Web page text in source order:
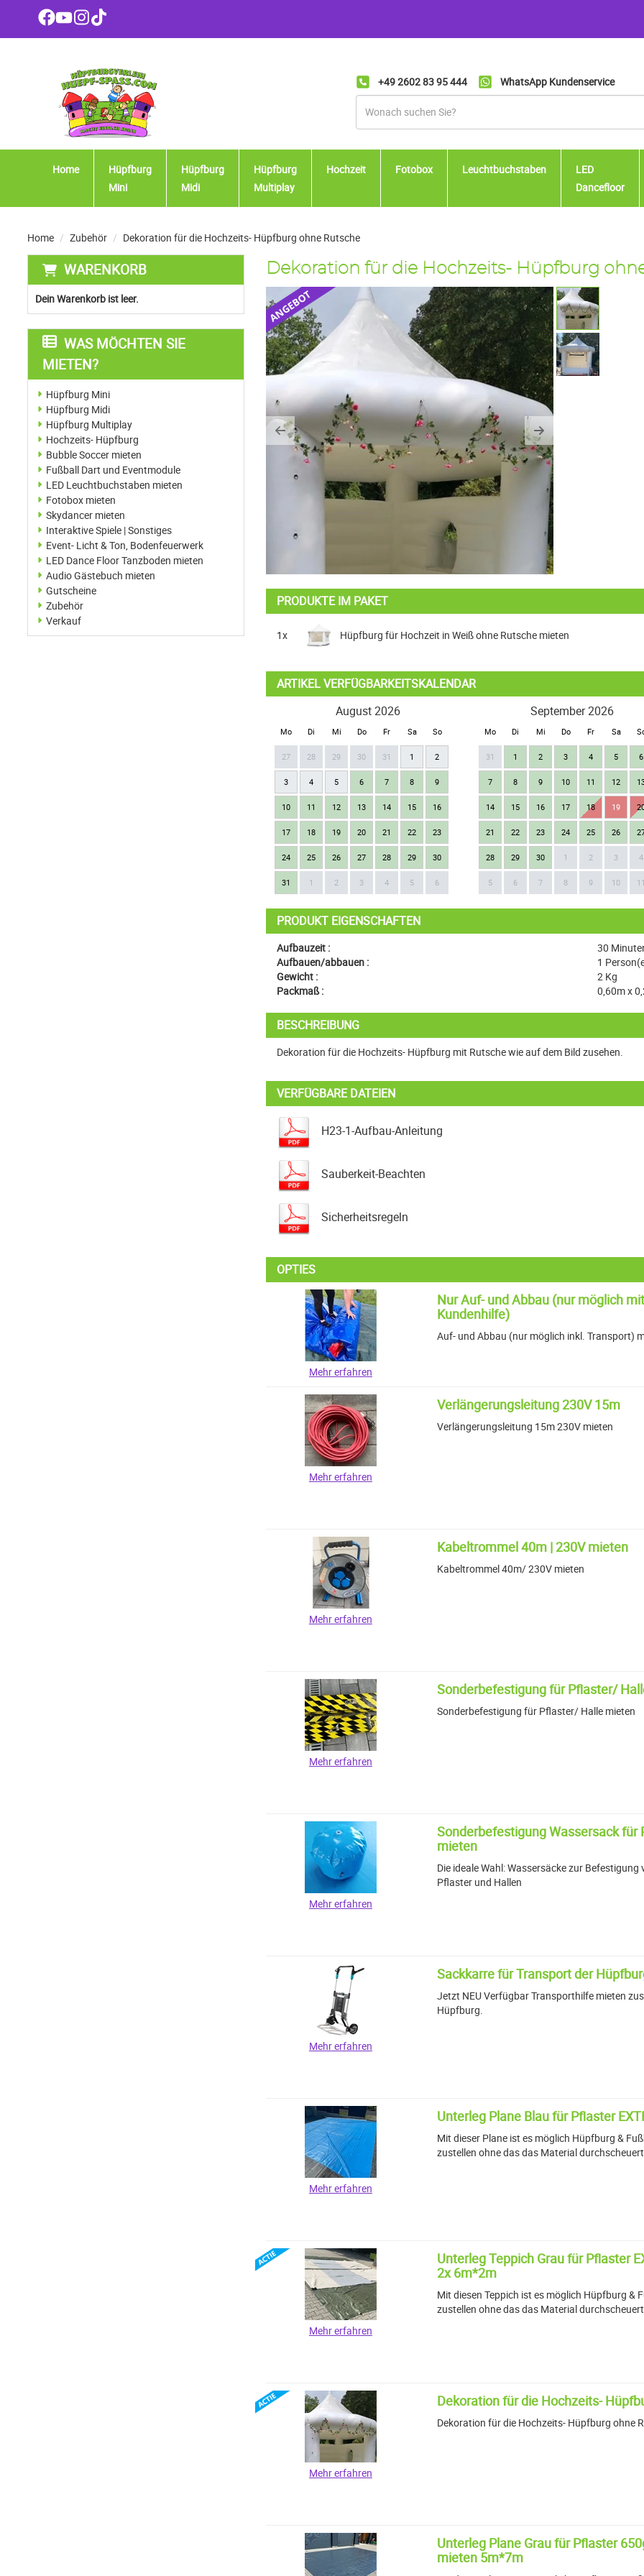
+49 2602 83 95 444 WhatsApp Kundenservice
Home
Hüpfburg
Mini
Hüpfburg
Midi
Hüpfburg
Multiplay
Hochzeit Fotobox Leuchtbuchstaben
LED
Dancefloor
Home Zubehör Dekoration für die Hochzeits- Hüpfburg ohne Rutsche
WARENKORB
Dein Warenkorb ist leer.
WAS MÖCHTEN SIE
MIETEN?
Hüpfburg Mini
Hüpfburg Midi
Hüpfburg Multiplay
Hochzeits- Hüpfburg
Bubble Soccer mieten
Fußball Dart und Eventmodule
LED Leuchtbuchstaben mieten
Fotobox mieten
Skydancer mieten
Interaktive Spiele | Sonstiges
Event- Licht & Ton, Bodenfeuerwerk
LED Dance Floor Tanzboden mieten
Audio Gästebuch mieten
Gutscheine
Zubehör
Verkauf
Dekoration für die Hochzeits- Hüpfburg
Previous Next
PRODUKTE IM PAKET
1x Hüpfburg für Hochzeit in Weiß ohne Rutsche mieten
ARTIKEL VERFÜGBARKEITSKALENDAR
August 2026
Mo Di Mi Do Fr Sa So
27 28 29 30 31 1 2
3 4 5 6 7 8 9
10 11 12 13 14 15 16
17 18 19 20 21 22 23
24 25 26 27 28 29 30
31 1 2 3 4 5 6
September 2026
Mo Di Mi Do Fr Sa
31 1 2 3 4 5 6
7 8 9 10 11 12
14 15 16 17 18 19
21 22 23 24 25 26
28 29 30 1 2 3 4
5 6 7 8 9 10 11
PRODUKT EIGENSCHAFTEN
Aufbauzeit :
30
Aufbauen/abbauen :
1
Gewicht :
2 Kg
Packmaß :
0,60m x
BESCHREIBUNG
Dekoration für die Hochzeits- Hüpfburg mit Rutsche wie auf dem Bild zusehen.
VERFÜGBARE DATEIEN
H23-1-Aufbau-Anleitung
Sauberkeit-Beachten
Sicherheitsregeln
OPTIES
Mehr erfahren
Nur Auf- und Abbau (nur möglich
Kundenhilfe)
Auf- und Abbau (nur möglich inkl. Transport)
Mehr erfahren
Verlängerungsleitung 230V 15m
Verlängerungsleitung 15m 230V mieten
Mehr erfahren
Kabeltrommel 40m | 230V mieten
Kabeltrommel 40m/ 230V mieten
Mehr erfahren
Sonderbefestigung für Pflaster/
Sonderbefestigung für Pflaster/ Halle mieten
Mehr erfahren
Sonderbefestigung Wassersack für
mieten
Die ideale Wahl: Wassersäcke zur
Pflaster und Hallen
Mehr erfahren
Sackkarre für Transport der
Jetzt NEU Verfügbar Transporthilfe mieten
Hüpfburg.
Mehr erfahren
Unterleg Plane Blau für Pflaster
Mit dieser Plane ist es möglich Hüpfburg &
zustellen ohne das das Material
Mehr erfahren
Unterleg Teppich Grau für Pflaster
2x 6m*2m
Mit diesen Teppich ist es möglich Hüpfburg &
zustellen ohne das das Material
Mehr erfahren
Dekoration für die Hochzeits-
Dekoration für die Hochzeits- Hüpfburg ohne
Unterleg Plane Grau für Pflaster
mieten 5m*7m